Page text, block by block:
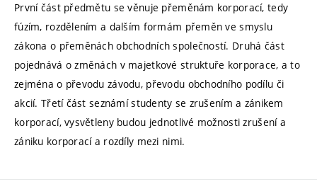
První část předmětu se věnuje přeměnám korporací, tedy
fúzím, rozdělením a dalším formám přeměn ve smyslu
zákona o přeměnách obchodních společností. Druhá část
pojednává o změnách v majetkové struktuře korporace, a to
zejména o převodu závodu, převodu obchodního podílu či
akcií. Třetí část seznámí studenty se zrušením a zánikem
korporací, vysvětleny budou jednotlivé možnosti zrušení a
zániku korporací a rozdíly mezi nimi.